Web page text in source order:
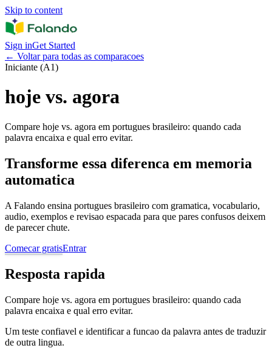
Skip to content
Sign inGet Started
← Voltar para todas as comparacoes
Iniciante (A1)
hoje vs. agora
Compare hoje vs. agora em portugues brasileiro: quando cada
palavra encaixa e qual erro evitar.
Transforme essa diferenca em memoria
automatica
A Falando ensina portugues brasileiro com gramatica, vocabulario,
audio, exemplos e revisao espacada para que pares confusos deixem
de parecer chute.
Comecar gratisEntrar
Resposta rapida
Compare hoje vs. agora em portugues brasileiro: quando cada
palavra encaixa e qual erro evitar.
Um teste confiavel e identificar a funcao da palavra antes de traduzir
de outra lingua.